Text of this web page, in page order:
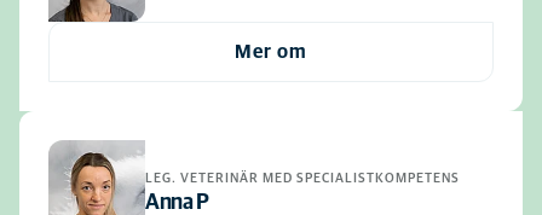
Mer om
LEG. VETERINÄR MED SPECIALISTKOMPETENS
Anna P